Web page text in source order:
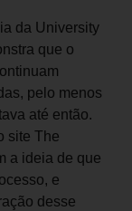
da University
que o
pelo menos
até então.
site The
a ideia de que
e
desse